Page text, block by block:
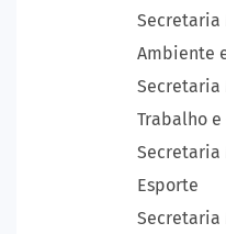
Secretaria
Ambiente
Secretaria
Trabalho
Secretaria
Esporte
Secretaria